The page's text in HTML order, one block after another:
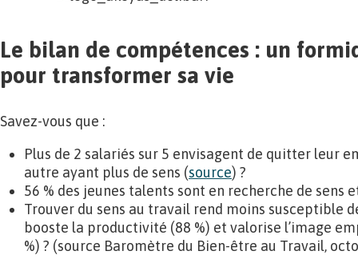
Le bilan de compétences : un
pour transformer sa vie
Savez-vous que :
Plus de 2 salariés sur 5 envisagent de quitter leur
autre ayant plus de sens (source) ?
56 % des jeunes talents sont en recherche de sens
Trouver du sens au travail rend moins susceptible
booste la productivité (88 %) et valorise l’image
%) ? (source Baromètre du Bien-être au Travail,